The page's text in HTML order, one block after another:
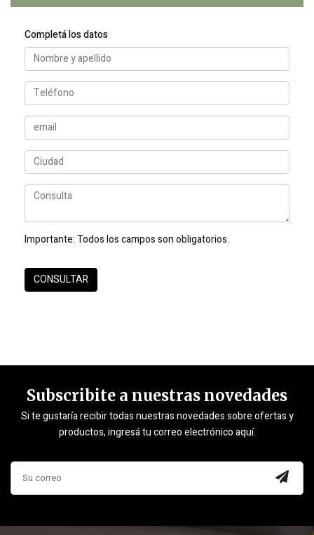
Completá los datos
Importante:Todos los campos son obligatorios.
Subscribite a nuestras novedades
Si te gustaría recibir todas nuestras novedades sobre ofertas y
productos, ingresá tu correo electrónico aquí.